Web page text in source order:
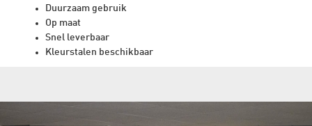
Duurzaam gebruik
Op maat
Snel leverbaar
Kleurstalen beschikbaar